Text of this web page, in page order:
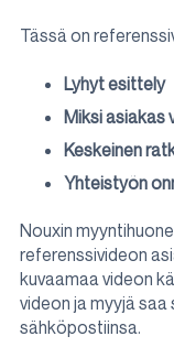
Tässä on
Lyhyt esittely
Miksi asiakas
Keskeinen
Yhteistyön
Nouxin
referenssivideon
kuvaamaa videon
videon ja myyjä
sähköpostiinsa.